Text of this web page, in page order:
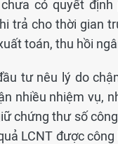
có quyết
trả cho thời gian
toán, thu hồi
tư nêu lý do
nhiều nhiệm vụ,
chứng thư số
LCNT được